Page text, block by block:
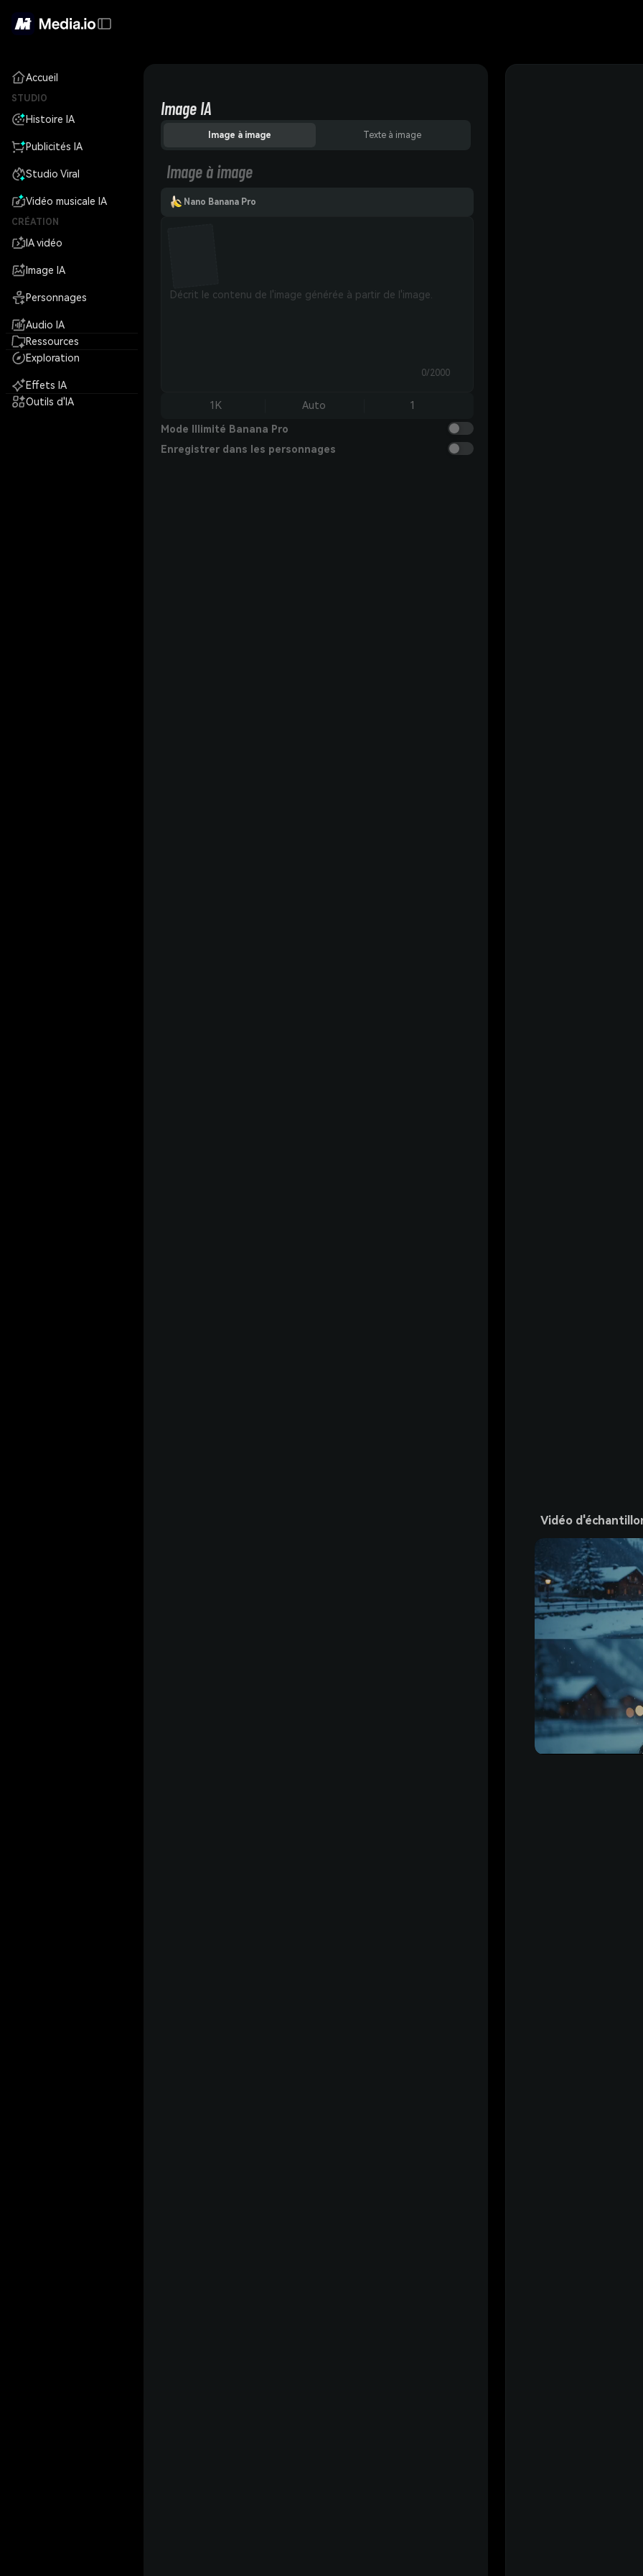
Accueil
STUDIO
Histoire IA
Publicités IA
Studio Viral
Vidéo musicale IA
CRÉATION
IA vidéo
Image IA
Personnages
Audio IA
Ressources
Exploration
Effets IA
Outils d'IA
Image IA
Image à image Texte à image
Image à image
Nano Banana Pro
0/2000
1K Auto 1
Mode Illimité Banana Pro
Enregistrer dans les personnages
Vidéo